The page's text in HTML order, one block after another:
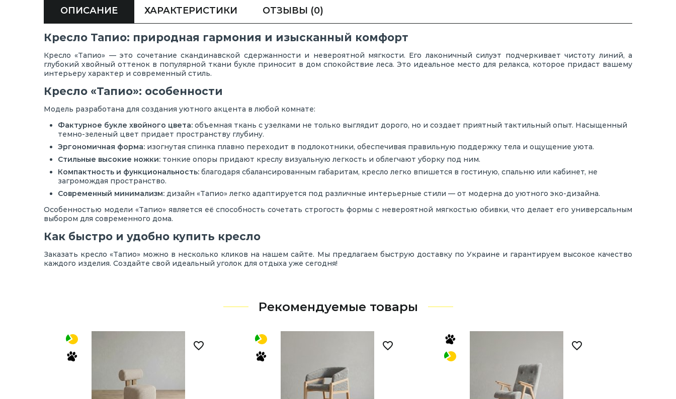
ОПИСАНИЕ ХАРАКТЕРИСТИКИ ОТЗЫВЫ (0)
Кресло Тапио: природная гармония и изысканный комфорт
Кресло «Тапио» — это сочетание скандинавской сдержанности и невероятной мягкости. Его лаконичный силуэт подчеркивает чистоту линий, а
глубокий хвойный оттенок в популярной ткани букле приносит в дом спокойствие леса. Это идеальное место для релакса, которое придаст вашему
интерьеру характер и современный стиль.
Кресло «Тапио»: особенности
Модель разработана для создания уютного акцента в любой комнате:
Фактурное букле хвойного цвета: объемная ткань с узелками не только выглядит дорого, но и создает приятный тактильный опыт. Насыщенный
темно-зеленый цвет придает пространству глубину.
Эргономичная форма: изогнутая спинка плавно переходит в подлокотники, обеспечивая правильную поддержку тела и ощущение уюта.
Стильные высокие ножки: тонкие опоры придают креслу визуальную легкость и облегчают уборку под ним.
Компактность и функциональность: благодаря сбалансированным габаритам, кресло легко впишется в гостиную, спальню или кабинет, не
загромождая пространство.
Современный минимализм: дизайн «Тапио» легко адаптируется под различные интерьерные стили — от модерна до уютного эко-дизайна.
Особенностью модели «Тапио» является её способность сочетать строгость формы с невероятной мягкостью обивки, что делает его универсальным
выбором для современного дома.
Как быстро и удобно купить кресло
Заказать кресло «Тапио» можно в несколько кликов на нашем сайте. Мы предлагаем быструю доставку по Украине и гарантируем высокое качество
каждого изделия. Создайте свой идеальный уголок для отдыха уже сегодня!
Рекомендуемые товары